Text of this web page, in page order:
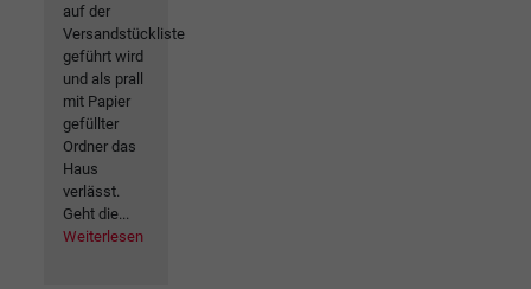
auf der
Versandstückliste
geführt wird
und als prall
mit Papier
gefüllter
Ordner das
Haus
verlässt.
Geht die...
Weiterlesen